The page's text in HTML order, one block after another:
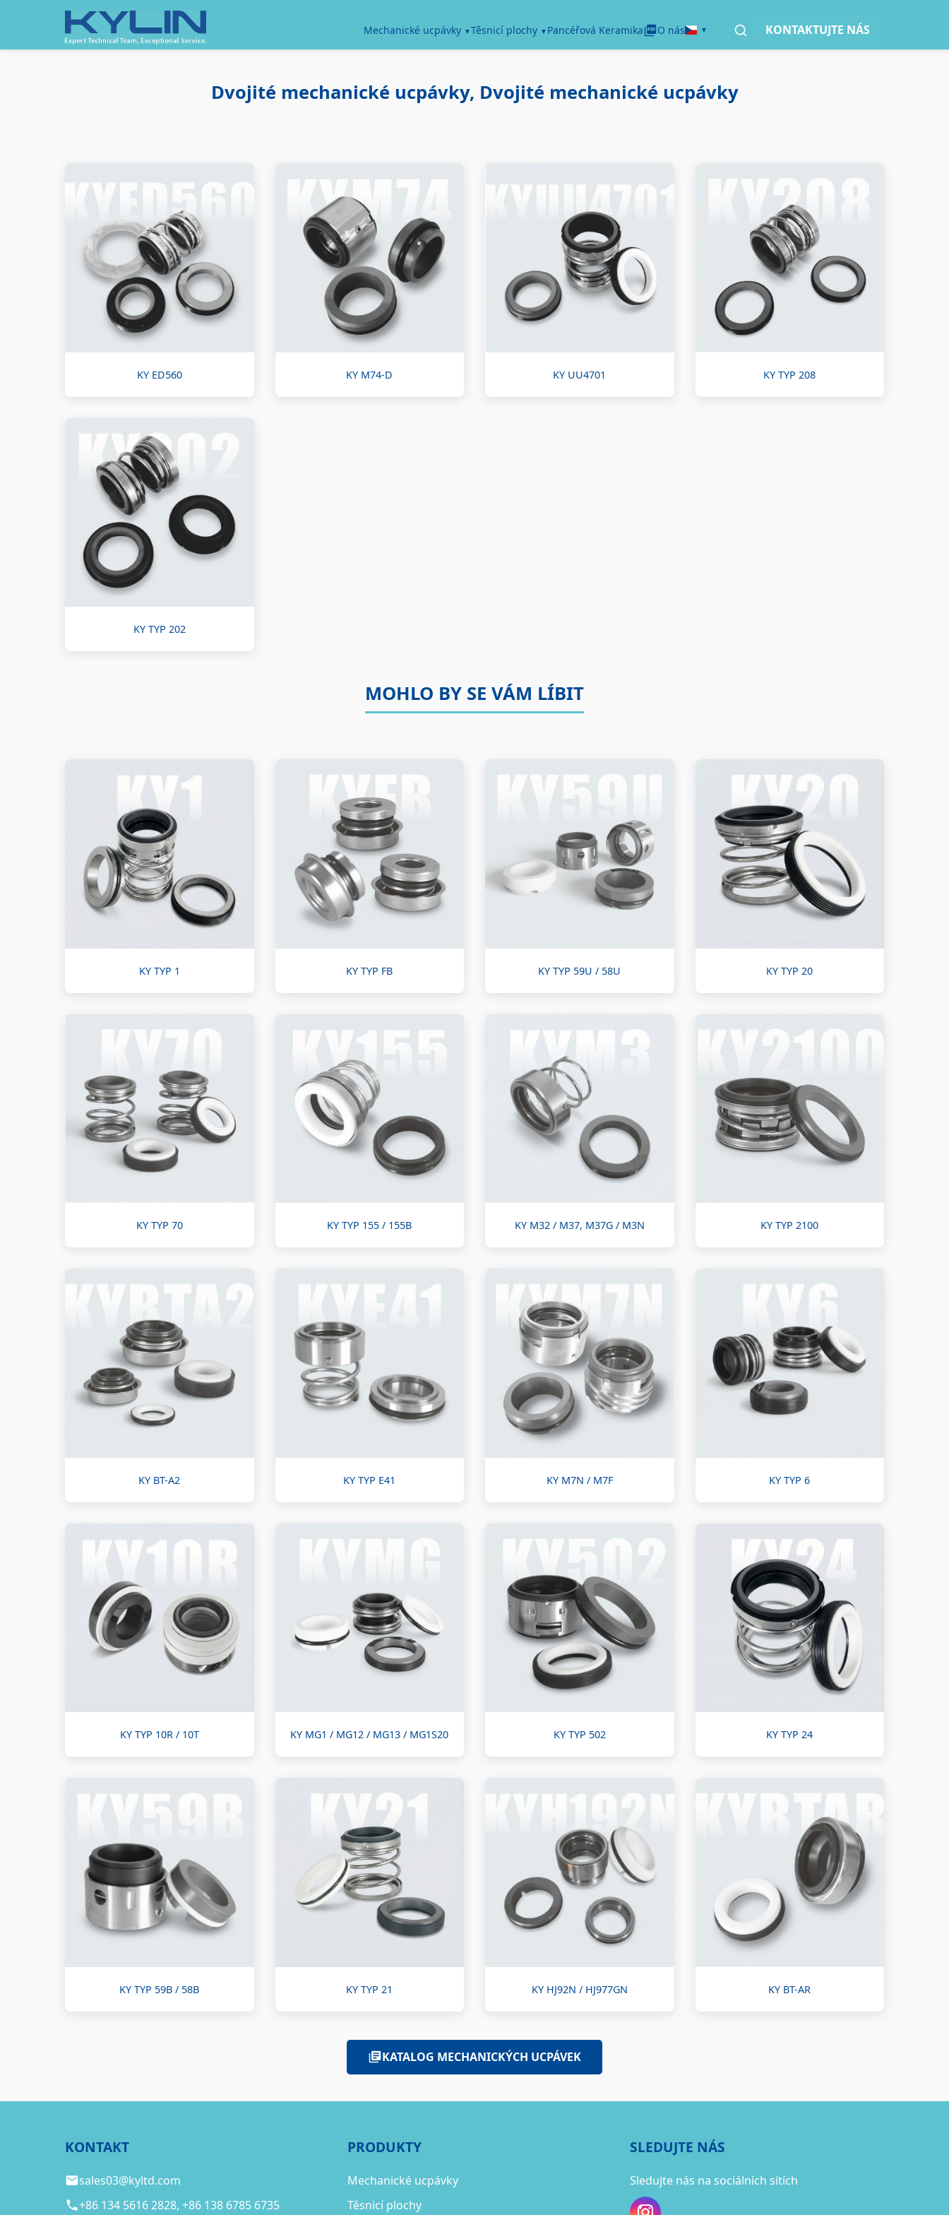
Mechanické ucpávky Těsnicí plochy Pancéřová Keramika O nás KONTAKTUJTE NÁS
Dvojité mechanické ucpávky, Dvojité mechanické ucpávky
KY ED560 KY M74-D KY UU4701 KY TYP 208
KY TYP 202
MOHLO BY SE VÁM LÍBIT
KY TYP 1 KY TYP FB KY TYP 59U / 58U KY TYP 20
KY TYP 70 KY TYP 155 / 155B KY M32 / M37, M37G / M3N KY TYP 2100
KY BT-A2 KY TYP E41 KY M7N / M7F KY TYP 6
KY TYP 10R / 10T KY MG1 / MG12 / MG13 / MG1S20 KY TYP 502 KY TYP 24
KY TYP 59B / 58B KY TYP 21 KY HJ92N / HJ977GN KY BT-AR
KATALOG MECHANICKÝCH UCPÁVEK
KONTAKT
sales03@kyltd.com
+86 134 5616 2828, +86 138 6785 6735
PRODUKTY
Mechanické ucpávky
Těsnicí plochy
SLEDUJTE NÁS
Sledujte nás na sociálních sítích